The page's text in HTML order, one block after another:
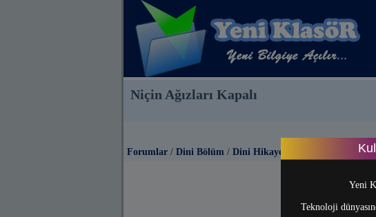
Yeni
Teknoloji
Niçin Ağızları Kapalı
Forumlar / Dini Bölüm / Dini Hikayeler